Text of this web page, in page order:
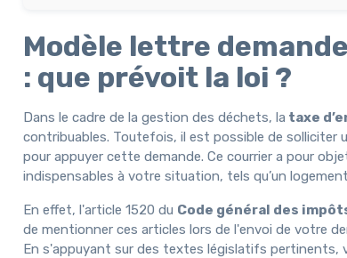
Modèle lettre
: que prévoit la loi ?
Dans le cadre de la gestion des déchets, la taxe
contribuables. Toutefois, il est possible de solliciter
pour appuyer cette demande. Ce courrier a pour
indispensables à votre situation, tels qu’un
En effet, l'article 1520 du Code général des
de mentionner ces articles lors de l'envoi de votre
En s'appuyant sur des textes législatifs pertinents,